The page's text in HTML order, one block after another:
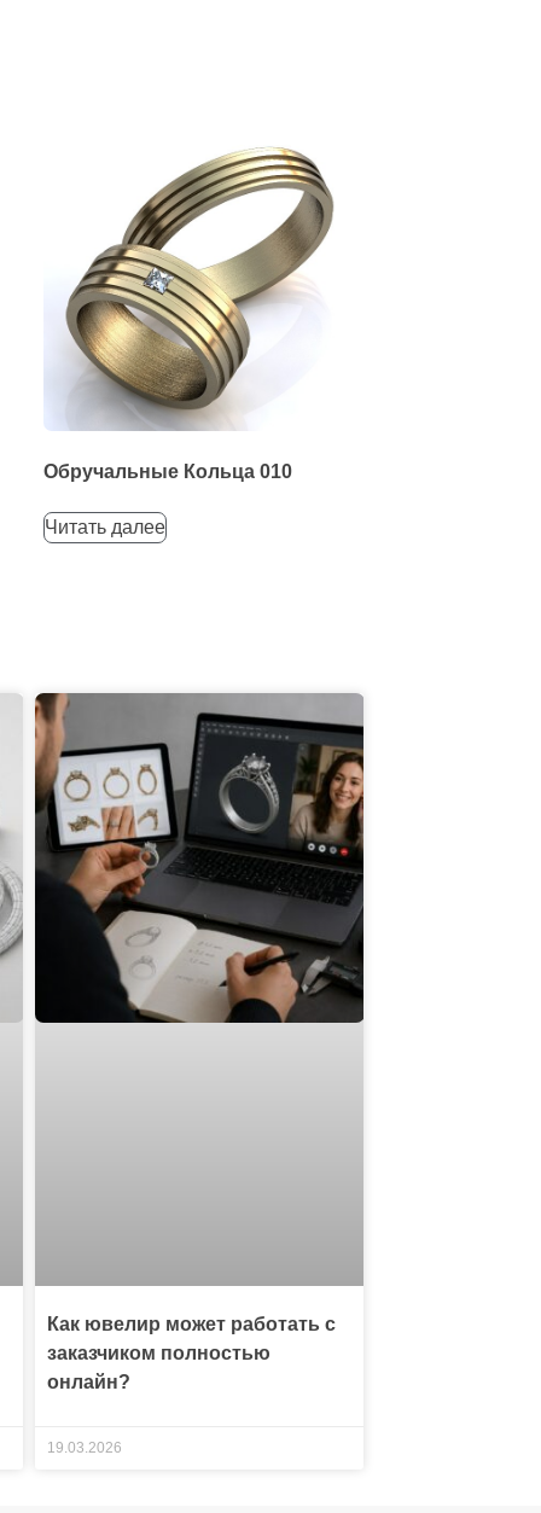
Обручальные Кольца 010
Читать далее
Как ювелир может работать с
заказчиком полностью
онлайн?
19.03.2026